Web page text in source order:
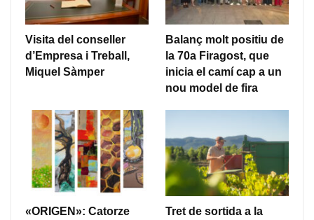
Visita del conseller
d’Empresa i Treball,
Miquel Sàmper
Balanç molt positiu de
la 70a Firagost, que
inicia el camí cap a un
nou model de fira
«ORIGEN»: Catorze
Tret de sortida a la